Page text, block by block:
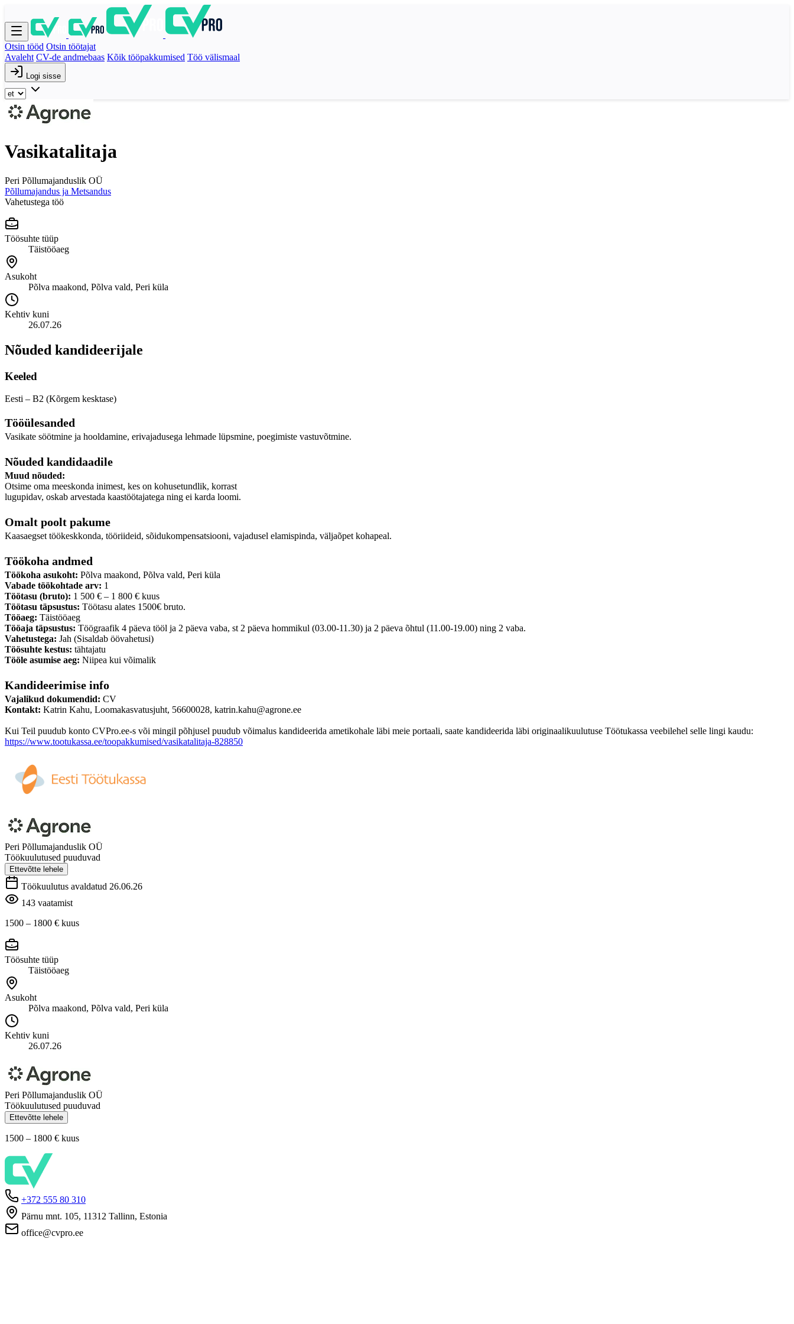
Otsin tööd Otsin töötajat
Avaleht CV-de andmebaas Kõik tööpakkumised Töö välismaal
Logi sisse
Vasikatalitaja
Peri Põllumajanduslik OÜ
Põllumajandus ja Metsandus
Vahetustega töö
Töösuhte tüüp
Täistööaeg
Asukoht
Põlva maakond, Põlva vald, Peri küla
Kehtiv kuni
26.07.26
Nõuded kandideerijale
Keeled
Eesti – B2 (Kõrgem kesktase)
Tööülesanded
Vasikate söötmine ja hooldamine, erivajadusega lehmade lüpsmine, poegimiste vastuvõtmine.
Nõuded kandidaadile
Muud nõuded:
Otsime oma meeskonda inimest, kes on kohusetundlik, korrast
lugupidav, oskab arvestada kaastöötajatega ning ei karda loomi.
Omalt poolt pakume
Kaasaegset töökeskkonda, tööriideid, sõidukompensatsiooni, vajadusel elamispinda, väljaõpet kohapeal.
Töökoha andmed
Töökoha asukoht: Põlva maakond, Põlva vald, Peri küla
Vabade töökohtade arv: 1
Töötasu (bruto): 1 500 € – 1 800 € kuus
Töötasu täpsustus: Töötasu alates 1500€ bruto.
Tööaeg: Täistööaeg
Tööaja täpsustus: Töögraafik 4 päeva tööl ja 2 päeva vaba, st 2 päeva hommikul (03.00-11.30) ja 2 päeva õhtul (11.00-19.00) ning 2 vaba.
Vahetustega: Jah (Sisaldab öövahetusi)
Töösuhte kestus: tähtajatu
Tööle asumise aeg: Niipea kui võimalik
Kandideerimise info
Vajalikud dokumendid: CV
Kontakt: Katrin Kahu, Loomakasvatusjuht, 56600028, katrin.kahu@agrone.ee
Kui Teil puudub konto CVPro.ee-s või mingil põhjusel puudub võimalus kandideerida ametikohale läbi meie portaali, saate kandideerida läbi originaalikuulutuse Töötukassa veebilehel selle lingi kaudu:
https://www.tootukassa.ee/toopakkumised/vasikatalitaja-828850
Peri Põllumajanduslik OÜ
Töökuulutused puuduvad
Ettevõtte lehele
Töökuulutus avaldatud 26.06.26
143 vaatamist
1500 – 1800 € kuus
Töösuhte tüüp
Täistööaeg
Asukoht
Põlva maakond, Põlva vald, Peri küla
Kehtiv kuni
26.07.26
Peri Põllumajanduslik OÜ
Töökuulutused puuduvad
Ettevõtte lehele
1500 – 1800 € kuus
+372 555 80 310
Pärnu mnt. 105, 11312 Tallinn, Estonia
office@cvpro.ee